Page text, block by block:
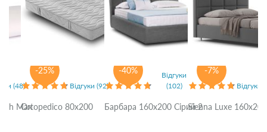
Подушки
Ковдри
Текстиль для спальні
-25%
(48)
Max
-40%
Відгуки (92)
Ortopedico 80x200
-7%
Відгуки
(102)
Барбара 160x200 Сірий 2
Відгуки
Sienna Luxe